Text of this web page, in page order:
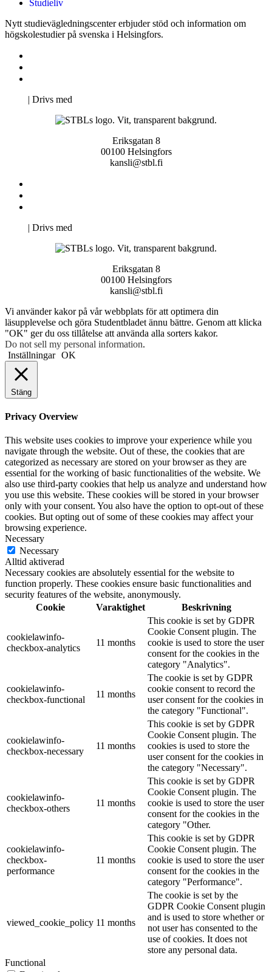
Studieliv
Nytt studievägledningscenter erbjuder stöd och information om
högskolestudier på svenska i Helsingfors.
| Drivs med
Eriksgatan 8
00100 Helsingfors
kansli@stbl.fi
| Drivs med
Eriksgatan 8
00100 Helsingfors
kansli@stbl.fi
Vi använder kakor på vår webbplats för att optimera din
läsupplevelse och göra Studentbladet ännu bättre. Genom att klicka
"OK" ger du oss tillåtelse att använda alla sorters kakor.
Do not sell my personal information.
Inställningar OK
Stäng
Privacy Overview
This website uses cookies to improve your experience while you
navigate through the website. Out of these, the cookies that are
categorized as necessary are stored on your browser as they are
essential for the working of basic functionalities of the website. We
also use third-party cookies that help us analyze and understand how
you use this website. These cookies will be stored in your browser
only with your consent. You also have the option to opt-out of these
cookies. But opting out of some of these cookies may affect your
browsing experience.
Necessary
Necessary
Alltid aktiverad
Necessary cookies are absolutely essential for the website to
function properly. These cookies ensure basic functionalities and
security features of the website, anonymously.
Cookie
Varaktighet Beskrivning
cookielawinfo-
checkbox-analytics
11 months
This cookie is set by GDPR
Cookie Consent plugin. The
cookie is used to store the user
consent for the cookies in the
category "Analytics".
cookielawinfo-
checkbox-functional
11 months
The cookie is set by GDPR
cookie consent to record the
user consent for the cookies in
the category "Functional".
cookielawinfo-
checkbox-necessary
11 months
This cookie is set by GDPR
Cookie Consent plugin. The
cookies is used to store the
user consent for the cookies in
the category "Necessary".
cookielawinfo-
checkbox-others
11 months
This cookie is set by GDPR
Cookie Consent plugin. The
cookie is used to store the user
consent for the cookies in the
category "Other.
cookielawinfo-
checkbox-
performance
11 months
This cookie is set by GDPR
Cookie Consent plugin. The
cookie is used to store the user
consent for the cookies in the
category "Performance".
viewed_cookie_policy 11 months
The cookie is set by the
GDPR Cookie Consent plugin
and is used to store whether or
not user has consented to the
use of cookies. It does not
store any personal data.
Functional